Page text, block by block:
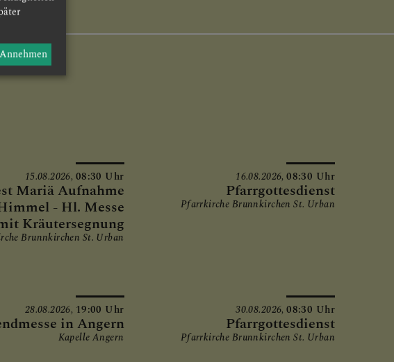
15.08.2026, 08:30 Uhr
Mariä Aufnahme
- Hl. Messe
Kräutersegnung
Brunnkirchen St. Urban
16.08.2026,08:30 Uhr
Pfarrgottesdienst
Pfarrkirche Brunnkirchen St. Urban
28.08.2026, 19:00 Uhr
in Angern
Kapelle Angern
30.08.2026,08:30 Uhr
Pfarrgottesdienst
Pfarrkirche Brunnkirchen St. Urban
Annehmen